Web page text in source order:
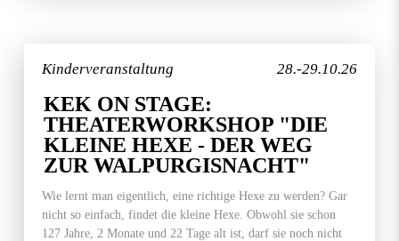
28.-29.10.26
Kinderveranstaltung
KEK ON STAGE:
THEATERWORKSHOP "DIE
KLEINE HEXE - DER WEG
ZUR WALPURGISNACHT"
Wie lernt man eigentlich, eine richtige Hexe zu werden? Gar
nicht so einfach, findet die kleine Hexe. Obwohl sie schon
127 Jahre, 2 Monate und 22 Tage alt ist, darf sie noch nicht